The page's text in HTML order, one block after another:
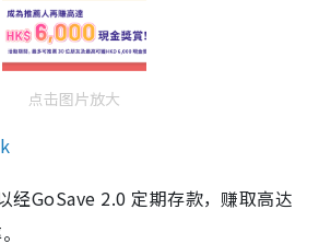
点击图片放大
经GoSave 2.0 定期存款，赚取高达